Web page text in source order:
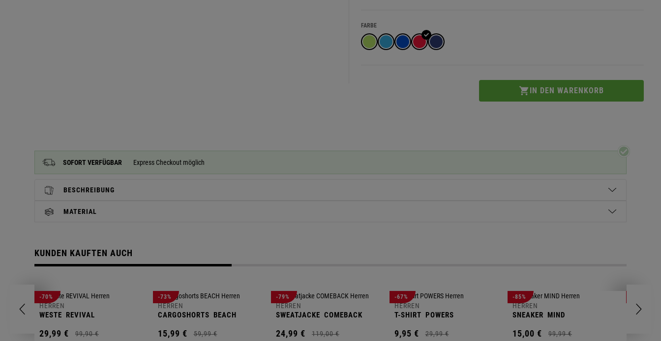
FARBE
SOFORT VERFÜGBAR Express Checkout möglich
BESCHREIBUNG
MATERIAL
KUNDEN KAUFTEN AUCH
-70%
HERREN
WESTE REVIVAL
29,99 € 99,90 €
-73%
HERREN
CARGOSHORTS BEACH
15,99 € 59,99 €
-79%
HERREN
SWEATJACKE COMEBACK
24,99 € 119,00 €
-67%
HERREN
T-SHIRT POWERS
9,95 € 29,99 €
-85%
HERREN
SNEAKER MIND
15,00 € 99,99 €